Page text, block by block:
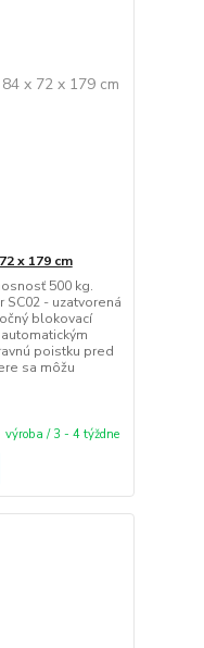
x 179 cm
500 kg.
- uzatvorená
blokovací
poistku pred
sa môžu
výroba / 3 - 4 týždne